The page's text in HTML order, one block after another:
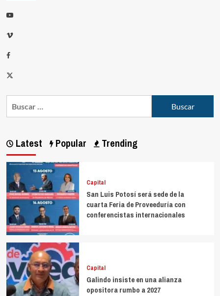
Latest Popular Trending
Capital
San Luis Potosí será sede de la
cuarta Feria de Proveeduría con
conferencistas internacionales
Capital
Galindo insiste en una alianza
opositora rumbo a 2027